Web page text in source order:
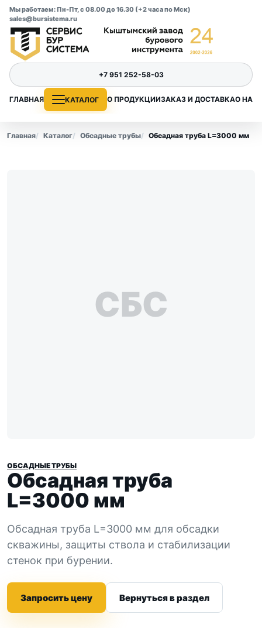
Мы работаем: Пн-Пт, с 08.00 до 16.30 (+2 часа по Мск)
sales@bursistema.ru
ГЛАВНАЯ КАТАЛОГ О ПРОДУКЦИИЗАКАЗ И ДОСТАВКАО НАС
+7 951 252-58-03
Главная Каталог Обсадные трубы Обсадная труба L=3000 мм
СБС
ОБСАДНЫЕ ТРУБЫ
Обсадная труба
L=3000 мм
Обсадная труба L=3000 мм для обсадки
скважины, защиты ствола и стабилизации
стенок при бурении.
Запросить цену Вернуться в раздел